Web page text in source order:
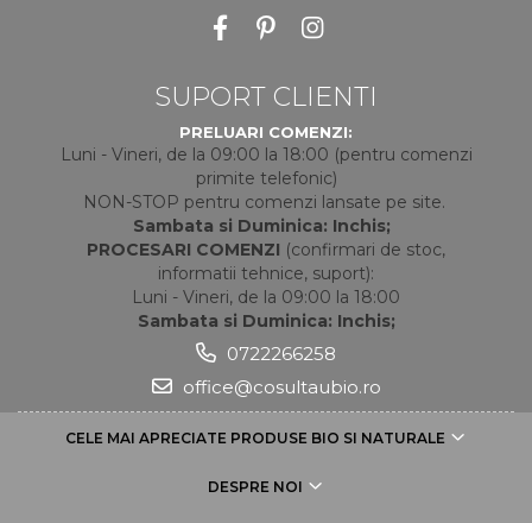
SUPORT CLIENTI
PRELUARI COMENZI:
Luni - Vineri, de la 09:00 la 18:00 (pentru comenzi
primite telefonic)
NON-STOP pentru comenzi lansate pe site.
Sambata si Duminica: Inchis;
PROCESARI COMENZI (confirmari de stoc,
informatii tehnice, suport):
Luni - Vineri, de la 09:00 la 18:00
Sambata si Duminica: Inchis;
0722266258
office@cosultaubio.ro
CELE MAI APRECIATE PRODUSE BIO SI NATURALE
DESPRE NOI